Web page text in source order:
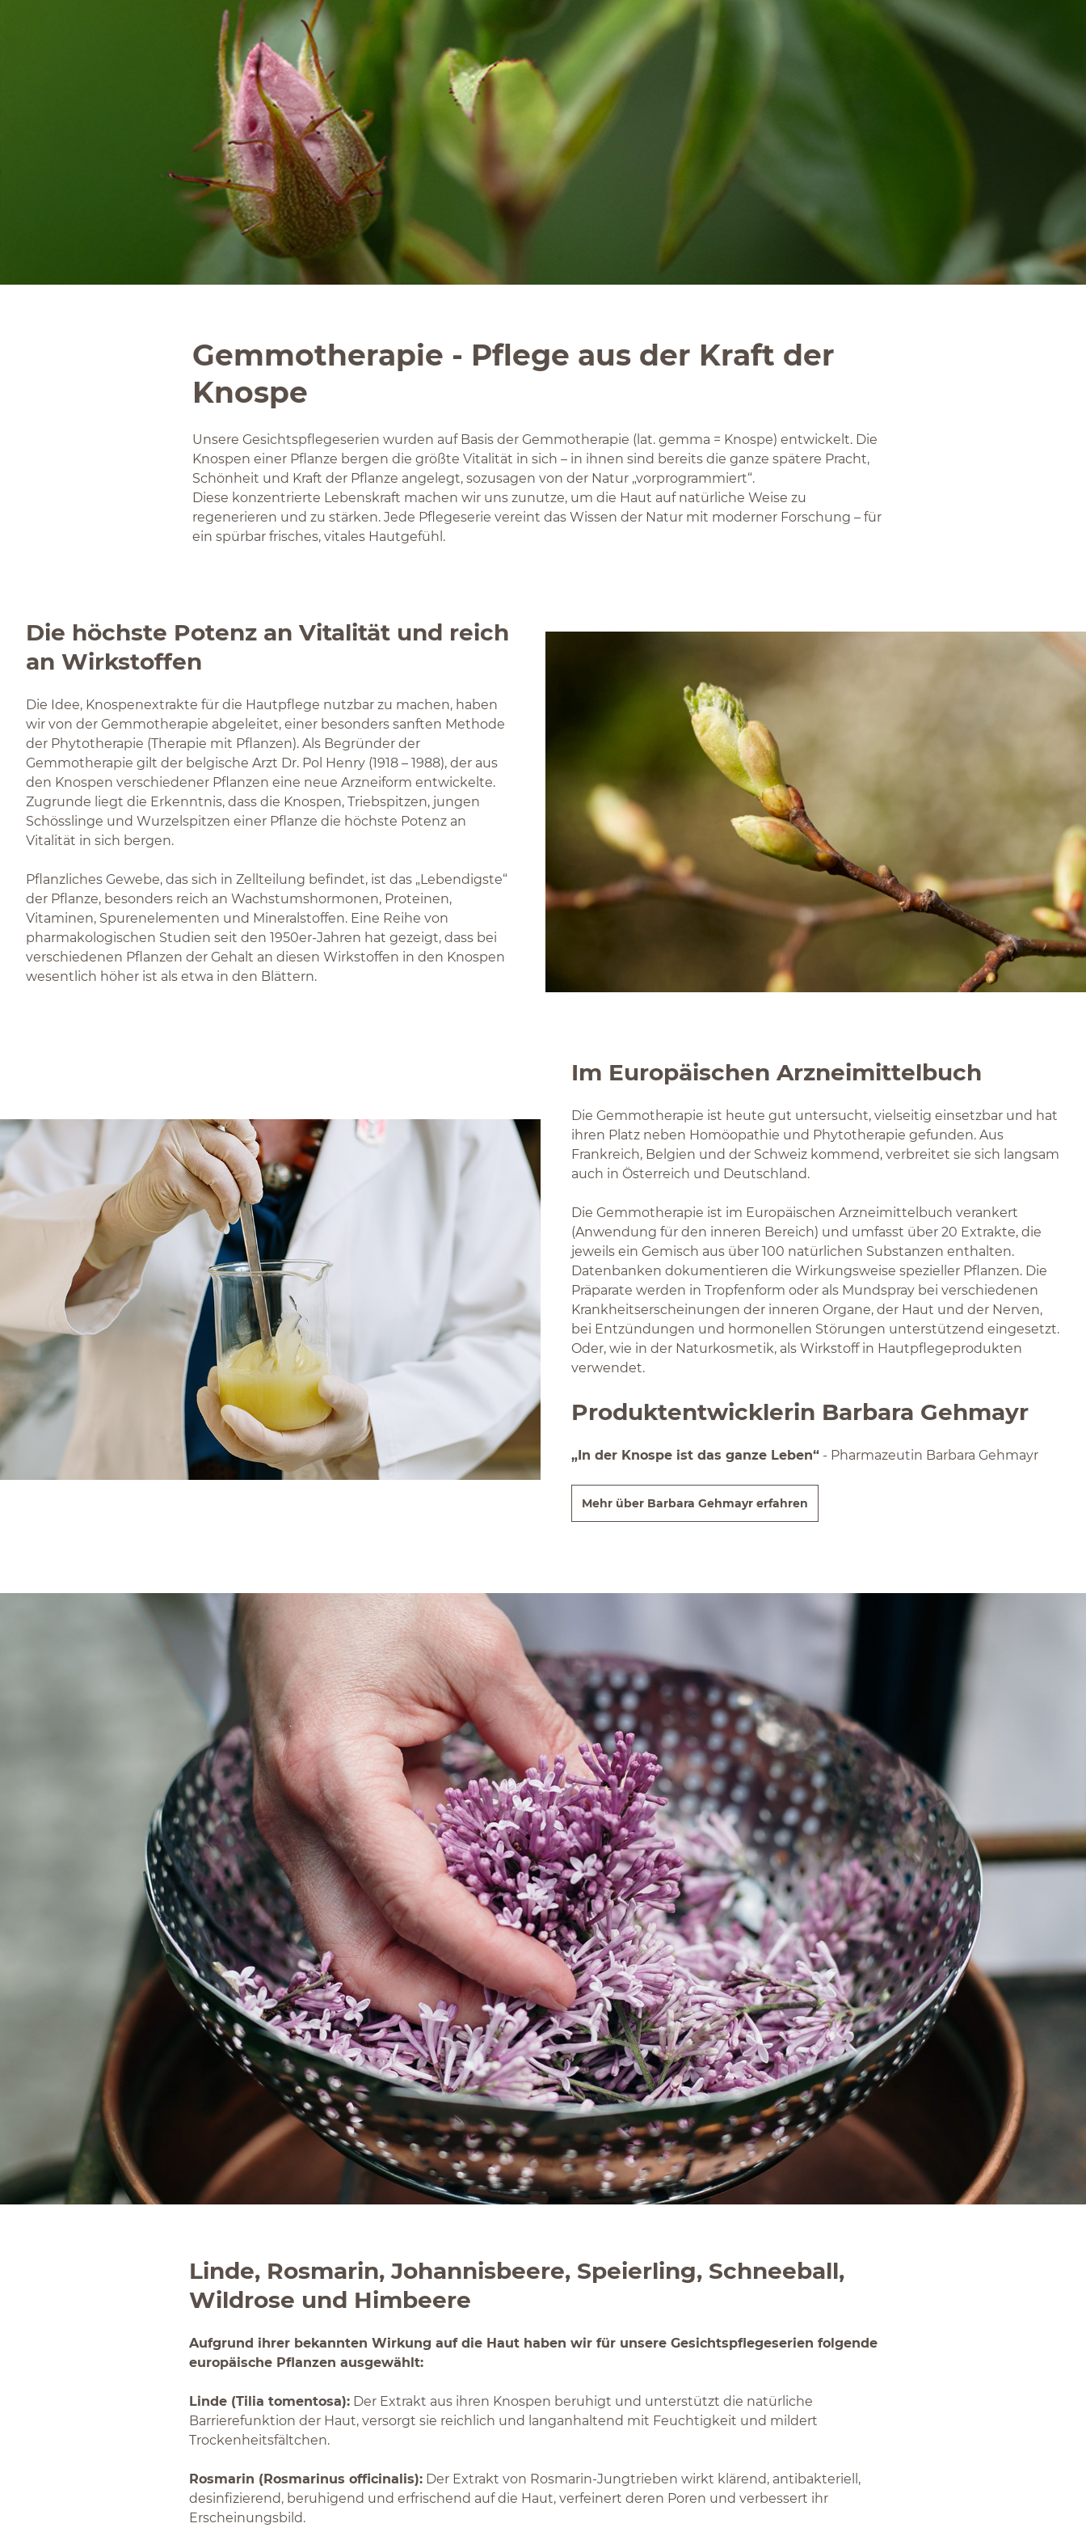
Gemmotherapie - Pflege aus der Kraft der
Knospe
Unsere Gesichtspflegeserien wurden auf Basis der Gemmotherapie (lat. gemma = Knospe) entwickelt. Die
Knospen einer Pflanze bergen die größte Vitalität in sich – in ihnen sind bereits die ganze spätere Pracht,
Schönheit und Kraft der Pflanze angelegt, sozusagen von der Natur „vorprogrammiert“.
Diese konzentrierte Lebenskraft machen wir uns zunutze, um die Haut auf natürliche Weise zu
regenerieren und zu stärken. Jede Pflegeserie vereint das Wissen der Natur mit moderner Forschung – für
ein spürbar frisches, vitales Hautgefühl.
Die höchste Potenz an Vitalität und reich
an Wirkstoffen
Die Idee, Knospenextrakte für die Hautpflege nutzbar zu machen, haben
wir von der Gemmotherapie abgeleitet, einer besonders sanften Methode
der Phytotherapie (Therapie mit Pflanzen). Als Begründer der
Gemmotherapie gilt der belgische Arzt Dr. Pol Henry (1918 – 1988), der aus
den Knospen verschiedener Pflanzen eine neue Arzneiform entwickelte.
Zugrunde liegt die Erkenntnis, dass die Knospen, Triebspitzen, jungen
Schösslinge und Wurzelspitzen einer Pflanze die höchste Potenz an
Vitalität in sich bergen.
Pflanzliches Gewebe, das sich in Zellteilung befindet, ist das „Lebendigste“
der Pflanze, besonders reich an Wachstumshormonen, Proteinen,
Vitaminen, Spurenelementen und Mineralstoffen. Eine Reihe von
pharmakologischen Studien seit den 1950er-Jahren hat gezeigt, dass bei
verschiedenen Pflanzen der Gehalt an diesen Wirkstoffen in den Knospen
wesentlich höher ist als etwa in den Blättern.
Im Europäischen Arzneimittelbuch
Die Gemmotherapie ist heute gut untersucht, vielseitig einsetzbar und hat
ihren Platz neben Homöopathie und Phytotherapie gefunden. Aus
Frankreich, Belgien und der Schweiz kommend, verbreitet sie sich langsam
auch in Österreich und Deutschland.
Die Gemmotherapie ist im Europäischen Arzneimittelbuch verankert
(Anwendung für den inneren Bereich) und umfasst über 20 Extrakte, die
jeweils ein Gemisch aus über 100 natürlichen Substanzen enthalten.
Datenbanken dokumentieren die Wirkungsweise spezieller Pflanzen. Die
Präparate werden in Tropfenform oder als Mundspray bei verschiedenen
Krankheitserscheinungen der inneren Organe, der Haut und der Nerven,
bei Entzündungen und hormonellen Störungen unterstützend eingesetzt.
Oder, wie in der Naturkosmetik, als Wirkstoff in Hautpflegeprodukten
verwendet.
Produktentwicklerin Barbara Gehmayr
„In der Knospe ist das ganze Leben“ - Pharmazeutin Barbara Gehmayr
Mehr über Barbara Gehmayr erfahren
Linde, Rosmarin, Johannisbeere, Speierling, Schneeball,
Wildrose und Himbeere
Aufgrund ihrer bekannten Wirkung auf die Haut haben wir für unsere Gesichtspflegeserien folgende
europäische Pflanzen ausgewählt:
Linde (Tilia tomentosa): Der Extrakt aus ihren Knospen beruhigt und unterstützt die natürliche
Barrierefunktion der Haut, versorgt sie reichlich und langanhaltend mit Feuchtigkeit und mildert
Trockenheitsfältchen.
Rosmarin (Rosmarinus officinalis): Der Extrakt von Rosmarin-Jungtrieben wirkt klärend, antibakteriell,
desinfizierend, beruhigend und erfrischend auf die Haut, verfeinert deren Poren und verbessert ihr
Erscheinungsbild.